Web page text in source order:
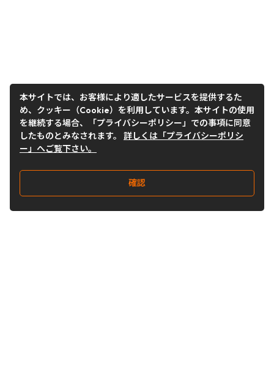
本サイトでは、お客様により適したサービスを提供するた
め、クッキー（Cookie）を利用しています。本サイトの使用
を継続する場合、「プライバシーポリシー」での事項に同意
したものとみなされます。 詳しくは「プライバシーポリシ
ー」へご覧下さい。
確認